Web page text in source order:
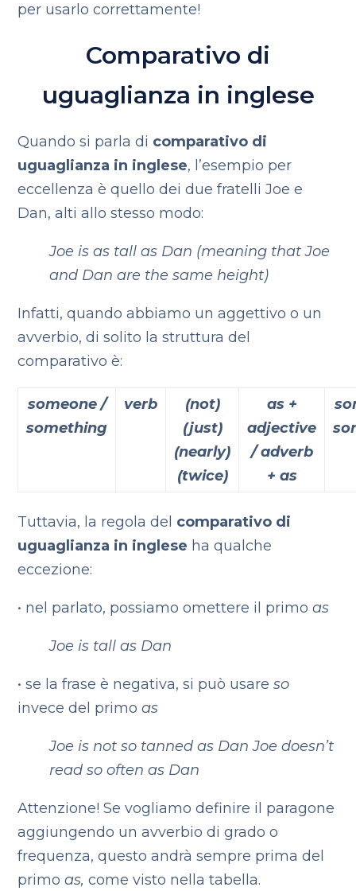
per usarlo correttamente!
Comparativo di
uguaglianza in inglese
Quando si parla di comparativo di
uguaglianza in inglese, l’esempio per
eccellenza è quello dei due fratelli Joe e
Dan, alti allo stesso modo:
Joe is as tall as Dan (meaning that Joe
and Dan are the same height)
Infatti, quando abbiamo un aggettivo o un
avverbio, di solito la struttura del
comparativo è:
someone /
something
verb
(not)
(just)
(nearly)
(twice)
as +
adjective
/adverb
+ as
Tuttavia, la regola del comparativo di
uguaglianza in inglese ha qualche
eccezione:
• nel parlato, possiamo omettere il primoas
Joe is tall as Dan
•se la frase è negativa, si può usareso
invece del primoas
Joe is not so tanned as Dan Joe doesn’t
read so often as Dan
Attenzione! Se vogliamo definire il paragone
aggiungendo un avverbio di grado o
frequenza, questo andrà sempre prima del
primoas,come visto nella tabella.